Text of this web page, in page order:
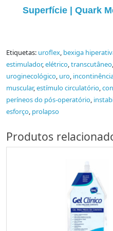
Superfície | Quark
Etiquetas: uroflex, bexiga
estimulador,elétrico,transcutâneo,
uroginecológico, uro,
muscular,estímulo circulatório,
períneos do pós-operatório,
esforço, prolapso
Produtos